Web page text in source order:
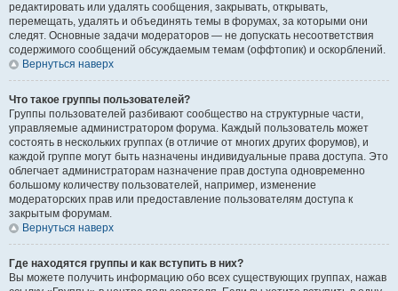
редактировать или удалять сообщения, закрывать, открывать,
перемещать, удалять и объединять темы в форумах, за которыми они
следят. Основные задачи модераторов — не допускать несоответствия
содержимого сообщений обсуждаемым темам (оффтопик) и оскорблений.
Вернуться наверх
Что такое группы пользователей?
Группы пользователей разбивают сообщество на структурные части,
управляемые администратором форума. Каждый пользователь может
состоять в нескольких группах (в отличие от многих других форумов), и
каждой группе могут быть назначены индивидуальные права доступа. Это
облегчает администраторам назначение прав доступа одновременно
большому количеству пользователей, например, изменение
модераторских прав или предоставление пользователям доступа к
закрытым форумам.
Вернуться наверх
Где находятся группы и как вступить в них?
Вы можете получить информацию обо всех существующих группах, нажав